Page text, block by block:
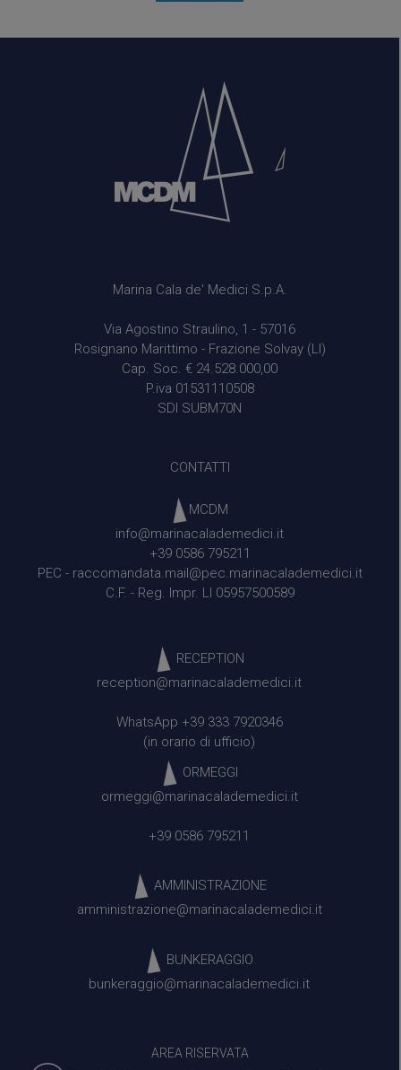
Marina Cala de' Medici S.p.A.
Via Agostino Straulino, 1 - 57016
Rosignano Marittimo - Frazione Solvay (LI)
Cap. Soc. € 24.528.000,00
P.iva 01531110508
SDI SUBM70N
CONTATTI
MCDM
info@marinacalademedici.it
+39 0586 795211
PEC - raccomandata.mail@pec.marinacalademedici.it
C.F. - Reg. Impr. LI 05957500589
RECEPTION
reception@marinacalademedici.it
WhatsApp +39 333 7920346
(in orario di ufficio)
ORMEGGI
ormeggi@marinacalademedici.it
+39 0586 795211
AMMINISTRAZIONE
amministrazione@marinacalademedici.it
BUNKERAGGIO
bunkeraggio@marinacalademedici.it
AREA RISERVATA